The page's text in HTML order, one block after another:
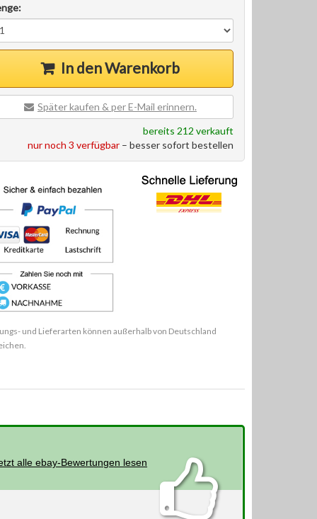
In den Warenkorb
Später kaufen & per E-Mail erinnern.
bereits 212 verkauft
nur noch 3 verfügbar – besser sofort bestellen
und Lieferarten können außerhalb von Deutschland
alle ebay-Bewertungen lesen